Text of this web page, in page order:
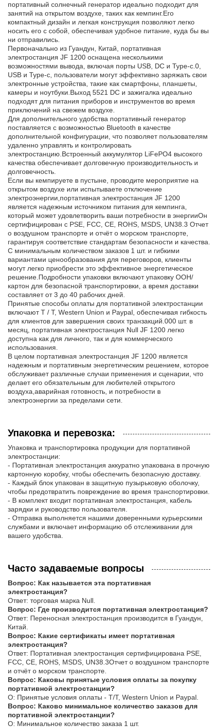
портативный солнечный генератор идеально подходит для
занятий на открытом воздухе, таких как кемпинг.Его
компактный дизайн и легкая конструкция позволяют легко
носить его с собой, обеспечивая удобное питание, куда бы вы
ни отправились.
Первоначально из Гуандун, Китай, портативная
электростанция JF 1200 оснащена несколькими
возможностями вывода, включая порты USB, DC и Type-c.0,
USB и Type-c, пользователи могут эффективно заряжать свои
электронные устройства, такие как смартфоны, планшеты,
камеры и ноутбуки.Выход 5521 DC и зажигалка идеально
подходят для питания приборов и инструментов во время
приключений на свежем воздухе.
Для дополнительного удобства портативный генератор
поставляется с возможностью Bluetooth в качестве
дополнительной конфигурации, что позволяет пользователям
удаленно управлять и контролировать
электростанцию.Встроенный аккумулятор LiFePO4 высокого
качества обеспечивает долговечную производительность и
долговечность.
Если вы кемпируете в пустыне, проводите мероприятие на
открытом воздухе или испытываете отключение
электроэнергии,портативная электростанция JF 1200
является надежным источником питания для кемпинга,
который может удовлетворить ваши потребности в энергииОн
сертифицирован с PSE, FCC, CE, ROHS, MSDS, UN38.3 Отчет
о воздушном транспорте и отчёт о морском транспорте,
гарантируя соответствие стандартам безопасности и качества.
С минимальным количеством заказов 1 шт. и гибкими
вариантами ценообразования для переговоров, клиенты
могут легко приобрести это эффективное энергетическое
решение.Подробности упаковки включают упаковку ООН/
картон для безопасной транспортировки, а время доставки
составляет от 3 до 40 рабочих дней.
Принятые способы оплаты для портативной электростанции
включают T / T, Western Union и Paypal, обеспечивая гибкость
для клиентов для завершения своих транзакций.000 шт. в
месяц, портативная электростанция Null JF 1200 легко
доступна как для личного, так и для коммерческого
использования.
В целом портативная электростанция JF 1200 является
надежным и портативным энергетическим решением, которое
обслуживает различные случаи применения и сценарии, что
делает его обязательным для любителей открытого
воздуха,аварийная готовность, и потребности в
электроэнергии за пределами сети.
Упаковка и перевозка:
Упаковка и транспортировка продукции для портативной
электростанции:
- Портативная электростанция аккуратно упакована в прочную
картонную коробку, чтобы обеспечить безопасную доставку.
- Каждый блок упакован в защитную пузырьковую оболочку,
чтобы предотвратить повреждение во время транспортировки.
- В комплект входит портативная электростанция, кабель
зарядки и руководство пользователя.
- Отправка выполняется нашими доверенными курьерскими
службами и включает информацию об отслеживании для
вашего удобства.
Часто задаваемые вопросы
Вопрос: Как называется эта портативная
электростанция?
Ответ: торговая марка Null.
Вопрос: Где производится портативная электростанция?
Ответ: Переносная электростанция производится в Гуандун,
Китай.
Вопрос: Какие сертификаты имеет портативная
электростанция?
Ответ: Портативная электростанция сертифицирована PSE,
FCC, CE, ROHS, MSDS, UN38.3Отчет о воздушном транспорте
и отчёт о морском транспорте.
Вопрос: Каковы принятые условия оплаты за покупку
портативной электростанции?
О: Принятые условия оплаты - T/T, Western Union и Paypal.
Вопрос: Каково минимальное количество заказов для
портативной электростанции?
О: Минимальное количество заказа 1 шт.